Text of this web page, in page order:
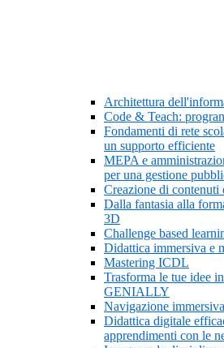
Architettura
Code & Teach:
Fondamenti di rete
un supporto efficiente
MEPA e
per una gestione
Creazione di
Dalla fantasia alla
3D
Challenge based
Didattica immersiva e
Mastering ICDL
Trasforma le tue idee
GENIALLY
Navigazione
Didattica digitale
apprendimenti con le